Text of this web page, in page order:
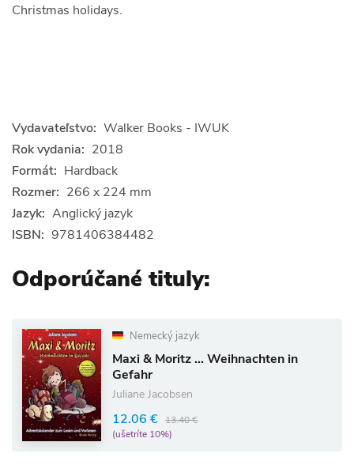
Christmas holidays.
Vydavateľstvo: Walker Books - IWUK
Rok vydania: 2018
Formát: Hardback
Rozmer: 266 x 224 mm
Jazyk: Anglický jazyk
ISBN: 9781406384482
Odporúčané tituly:
Nemecký jazyk
Maxi & Moritz ... Weihnachten in
Gefahr
Juliane Jacobsen
12.06 € 13.40 €
(ušetríte 10%)